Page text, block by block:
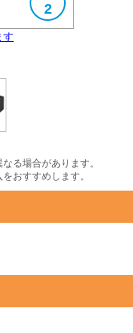
す
2
る場合があります。
おすすめします。